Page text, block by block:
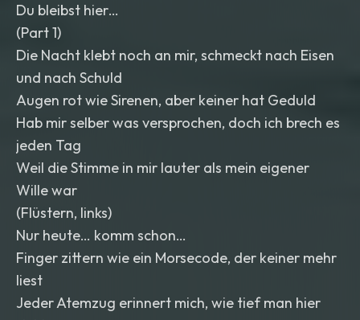
Du bleibst hier…
(Part 1)
Die Nacht klebt noch an mir, schmeckt nach Eisen
und nach Schuld
Augen rot wie Sirenen, aber keiner hat Geduld
Hab mir selber was versprochen, doch ich brech es
jeden Tag
Weil die Stimme in mir lauter als mein eigener
Wille war
(Flüstern, links)
Nur heute… komm schon…
Finger zittern wie ein Morsecode, der keiner mehr
liest
Jeder Atemzug erinnert mich, wie tief man hier